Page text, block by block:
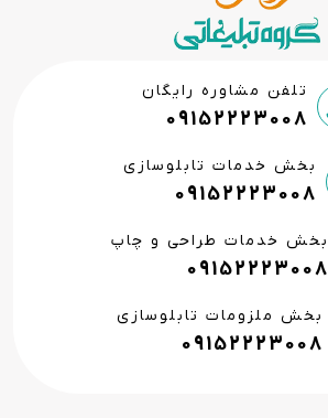
تلفن مشاوره رایگان
09152223008
بخش خدمات تابلوسازی
09152223008
بخش خدمات طراحی و چاپ
09152223008
بخش ملزومات تابلوسازی
09152223008